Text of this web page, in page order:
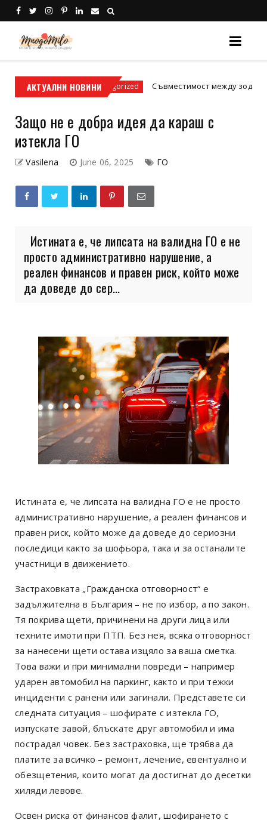
АКТУАЛНИ НОВИНИ
Uncategorized Съвместимост между зодиите:
Защо не е добра идея да караш с
изтекла ГО
Vasilena June 06, 2025 ГО
Истината е, че липсата на валидна ГО е не
просто административно нарушение, а
реален финансов и правен риск, който може
да доведе до сер...
Истината е, че липсата на валидна ГО е не просто
административно нарушение, а реален финансов и
правен риск, който може да доведе до сериозни
последици както за шофьора, така и за останалите
участници в движението.
Застраховката „Гражданска отговорност“ е
задължителна в България – не по избор, а по закон.
Тя покрива щети, причинени на други лица или
техните имоти при ПТП. Без нея, всяка отговорност
за нанесени щети остава изцяло за ваша сметка.
Това важи и при минимални повреди – например
ударен автомобил на паркинг, както и при тежки
инциденти с ранени или загинали. Представете си
следната ситуация – шофирате с изтекла ГО,
изпускате завой, блъскате друг автомобил и има
пострадал човек. Без застраховка, ще трябва да
платите за всичко – ремонт, лечение, евентуално и
обезщетения, които могат да достигнат до десетки
хиляди левове.
Освен риска от финансов фалит, шофирането с